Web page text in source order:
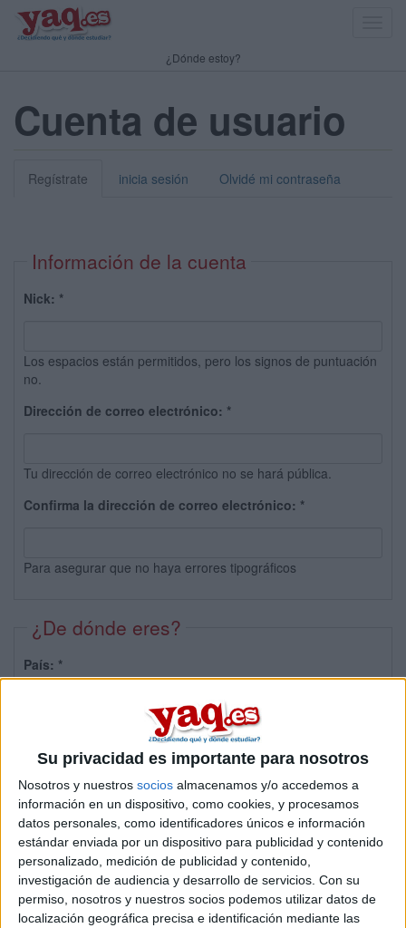
Su privacidad es importante para nosotros
Nosotros y nuestros socios almacenamos y/o accedemos a
información en un dispositivo, como cookies, y procesamos
datos personales, como identificadores únicos e información
estándar enviada por un dispositivo para publicidad y contenido
personalizado, medición de publicidad y contenido,
investigación de audiencia y desarrollo de servicios. Con su
permiso, nosotros y nuestros socios podemos utilizar datos de
localización geográfica precisa e identificación mediante las
¿Dónde estoy?
Cuenta de usuario
Regístrate inicia sesión Olvidé mi contraseña
Información de la cuenta
Nick: *
Los espacios están permitidos, pero los signos de puntuación
no.
Dirección de correo electrónico: *
Tu dirección de correo electrónico no se hará pública.
Confirma la dirección de correo electrónico: *
Para asegurar que no haya errores tipográficos
¿De dónde eres?
País: *
Sobre ti
Soy:*
Chico
Chica